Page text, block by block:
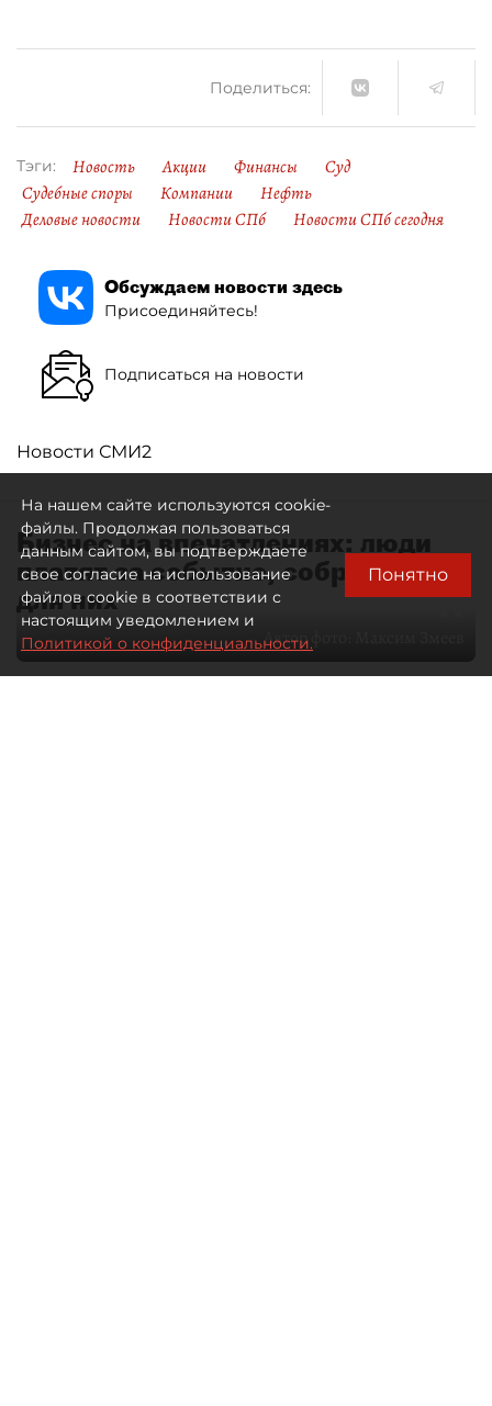
Поделиться:
Тэги: Новость Акции Финансы
Суд
Судебные споры
Компании
Нефть
Деловые новости
Новости СПб Новости СПб сегодня
Обсуждаем новости здесь
Присоединяйтесь!
Подписаться на новости
Новости СМИ2
Бизнес на впечатлениях: люди
платят за событие, собранное
для них
Автор фото:
На нашем сайте используются cookie-
файлы. Продолжая пользоваться
данным сайтом, вы подтверждаете
свое согласие на использование
файлов cookie в соответствии с
настоящим уведомлением и
Политикой о конфиденциальности.
Понятно